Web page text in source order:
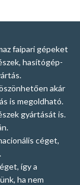
faipari gépeket
hasítógép-
akár
is megoldható.
gyártását is.
céget,
így a
ha nem